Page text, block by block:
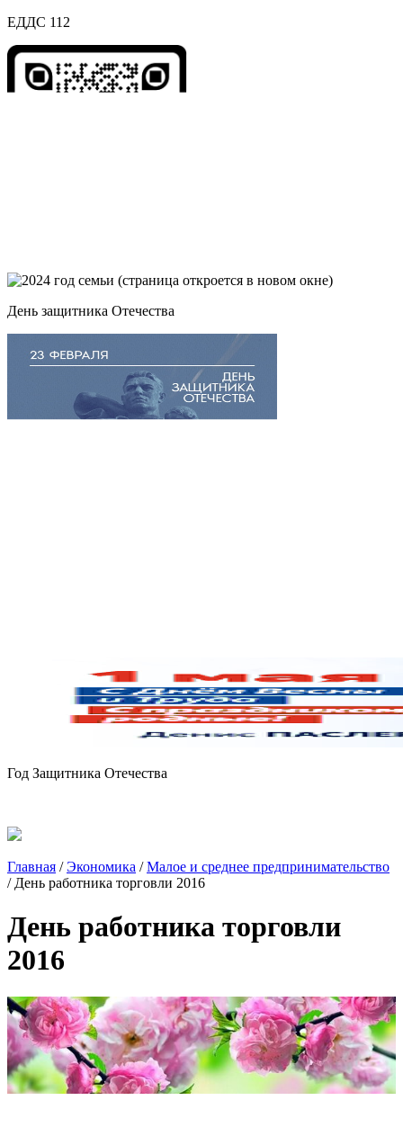
ЕДДС 112
День защитника Отечества
Год Защитника Отечества
Главная /Экономика /Малое и среднее предпринимательство
/ День работника торговли 2016
День работника торговли
2016